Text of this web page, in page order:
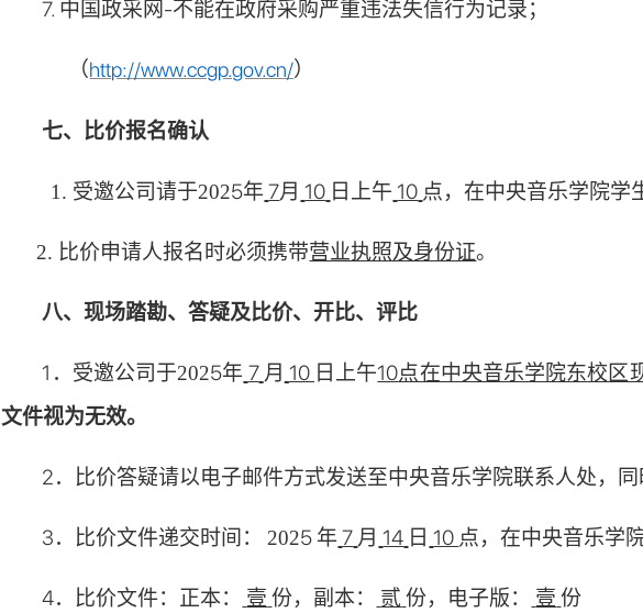
7. 中国政采网-不能在政府采购严重违法失信行为记录；
（http://www.ccgp.gov.cn/）
七、比价报名确认
1. 受邀公司请于2025年 7月 10 日 上午 10 点，在中央音乐学院学
2. 比价申请人报名时必须携带营业执照及身份证。
八、现场踏勘、答疑及比价、开比、评比
1． 受邀公司于2025年 7 月 10 日 上午10点在中央音乐学院东校区
文件视为无效。
2． 比价答疑请以电子邮件方式发送至中央音乐学院联系人处，同
3． 比价文件递交时间： 2025 年 7 月 14 日 10 点，在中央音乐学
4． 比价文件：正本： 壹 份，副本： 贰 份，电子版： 壹 份